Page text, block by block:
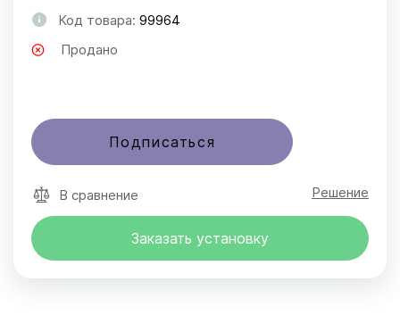
Код товара: 99964
Продано
Подписаться
В сравнение Решение
Заказать установку